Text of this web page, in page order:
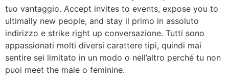
tuo vantaggio. Accept invites to events, expose you to
ultimally new people, and stay il primo in assoluto
indirizzo e strike right up conversazione. Tutti sono
appassionati molti diversi carattere tipi, quindi mai
sentire sei limitato in un modo o nell’altro perché tu non
puoi meet the male o feminine.